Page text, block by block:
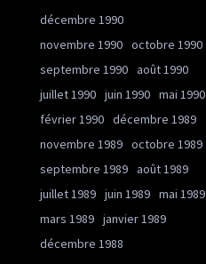
décembre 1990
novembre 1990 octobre 1990
septembre 1990 août 1990
juillet 1990 juin 1990 mai 1990
février 1990 décembre 1989
novembre 1989 octobre 1989
septembre 1989 août 1989
juillet 1989 juin 1989 mai 1989
mars 1989 janvier 1989
décembre 1988